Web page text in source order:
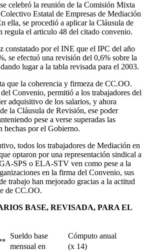
celebró la reunión de la Comisión Mixta
Estatal de Empresas de Mediación
ella, se procedió a aplicar la Cláusula de
regula el articulo 48 del citado convenio.
constatado por el INE que el IPC del año
se efectuó una revisión del 0,6% sobre la
lugar a la tabla revisada para el 2003.
que la coherencia y firmeza de CC.OO.
Convenio, permitió a los trabajadores del
adquisitivo de los salarios, y ahora
la Cláusula de Revisión, ese poder
pese a verse superadas las
hechas por el Gobierno.
todos los trabajadores de Mediación en
optaron por una representación sindical a
SPS o ELA-STV ven como pese a la
en la firma del Convenio, sus
trabajo han mejorado gracias a la actitud
de CC.OO.
BASE, REVISADA, PARA EL
Sueldo base
mensual en
Cómputo anual
(x 14)